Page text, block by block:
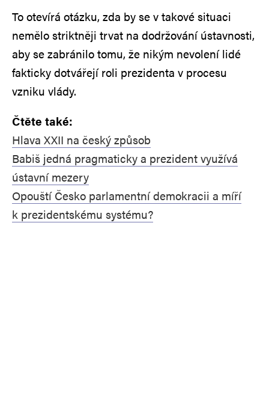
To otevírá otázku, zda by se v takové situaci
nemělo striktněji trvat na dodržování ústavnosti,
aby se zabránilo tomu, že nikým nevolení lidé
fakticky dotvářejí roli prezidenta v procesu
vzniku vlády.
Čtěte také:
Hlava XXII na český způsob
Babiš jedná pragmaticky a prezident využívá
ústavní mezery
Opouští Česko parlamentní demokracii a míří
k prezidentskému systému?